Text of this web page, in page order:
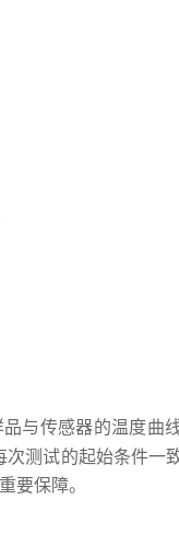
与传感器的温度曲
测试的起始条件一
要保障。